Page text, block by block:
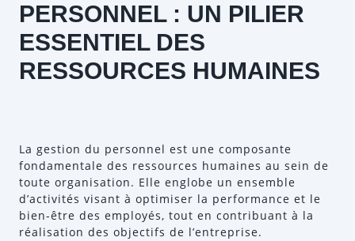
PERSONNEL : UN PILIER
ESSENTIEL DES
RESSOURCES HUMAINES
La gestion du personnel est une composante
fondamentale des ressources humaines au sein de
toute organisation. Elle englobe un ensemble
d’activités visant à optimiser la performance et le
bien-être des employés, tout en contribuant à la
réalisation des objectifs de l’entreprise.